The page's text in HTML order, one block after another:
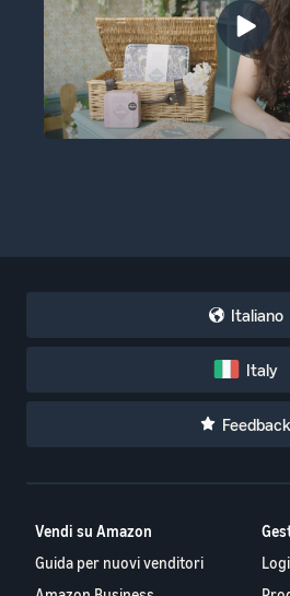
Italiano
Italy
Feedback
Vendi su Amazon
Guida per nuovi venditori